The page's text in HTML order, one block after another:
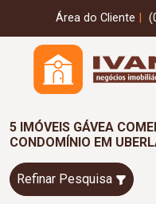
Área do Cliente
5 IMÓVEIS GÁVEA
CONDOMÍNIO EM
Refinar Pesquisa